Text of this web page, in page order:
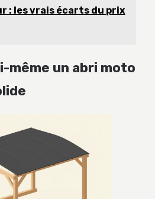
: les vrais écarts du prix
même un abri moto